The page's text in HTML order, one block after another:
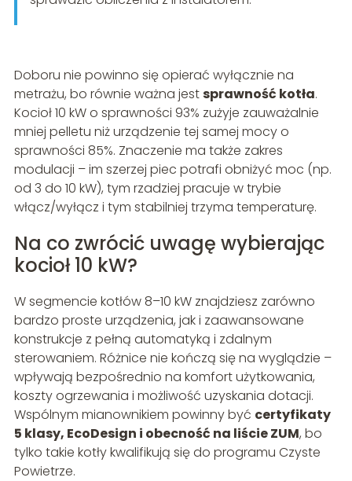
Doboru nie powinno się opierać wyłącznie na
metrażu, bo równie ważna jestsprawność kotła.
Kocioł 10 kW o sprawności 93% zużyje zauważalnie
mniej pelletu niż urządzenie tej samej mocy o
sprawności 85%. Znaczenie ma także zakres
modulacji – im szerzej piec potrafi obniżyć moc (np.
od 3 do 10 kW), tym rzadziej pracuje w trybie
włącz/wyłącz i tym stabilniej trzyma temperaturę.
Na co zwrócić uwagę wybierając
kocioł 10 kW?
W segmencie kotłów 8–10 kW znajdziesz zarówno
bardzo proste urządzenia, jak i zaawansowane
konstrukcje z pełną automatyką i zdalnym
sterowaniem. Różnice nie kończą się na wyglądzie –
wpływają bezpośrednio na komfort użytkowania,
koszty ogrzewania i możliwość uzyskania dotacji.
Wspólnym mianownikiem powinny być certyfikaty
5 klasy, EcoDesign i obecność na liście ZUM, bo
tylko takie kotły kwalifikują się do programu Czyste
Powietrze.